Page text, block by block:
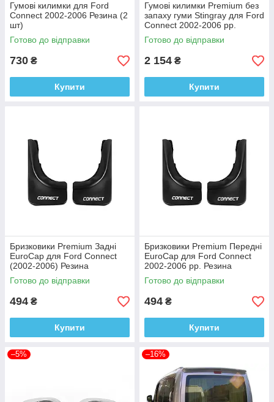
Гумові килимки для Ford
Connect 2002-2006 Резина (2
шт)
Готово до відправки
730 ₴
Купити
Гумові килимки Premium без
запаху гуми Stingray для Ford
Connect 2002-2006 рр.
Резина (4 шт)
Готово до відправки
2 154 ₴
Купити
Бризковики Premium Задні
EuroCap для Ford Connect
(2002-2006) Резина
Готово до відправки
494 ₴
Купити
Бризковики Premium Передні
EuroCap для Ford Connect
2002-2006 рр. Резина
Готово до відправки
494 ₴
Купити
–5% –16%